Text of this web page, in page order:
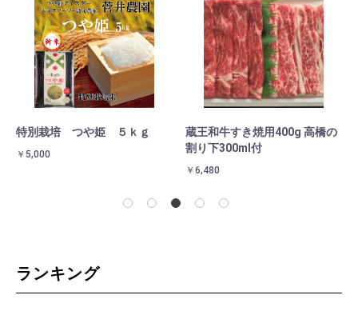
特別栽培 つや姫 ５ｋｇ
￥5,000
蔵王和牛すき焼用400g 高橋の
割り下300ml付
￥6,480
ランキング